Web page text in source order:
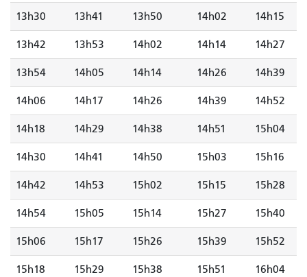
13h30 13h41 13h50 14h02 14h15
13h42 13h53 14h02 14h14 14h27
13h54 14h05 14h14 14h26 14h39
14h06 14h17 14h26 14h39 14h52
14h18 14h29 14h38 14h51 15h04
14h30 14h41 14h50 15h03 15h16
14h42 14h53 15h02 15h15 15h28
14h54 15h05 15h14 15h27 15h40
15h06 15h17 15h26 15h39 15h52
15h18 15h29 15h38 15h51 16h04